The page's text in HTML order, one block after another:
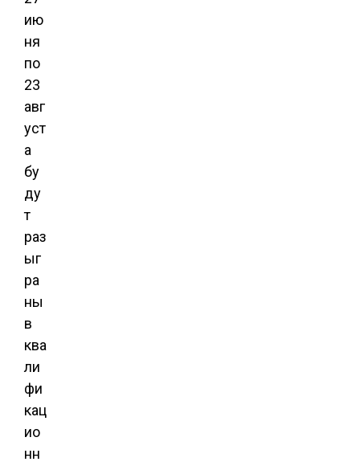
ию
ня
по
23
авг
уст
а
бу
ду
т
раз
ыг
ра
ны
в
ква
ли
фи
кац
ио
нн